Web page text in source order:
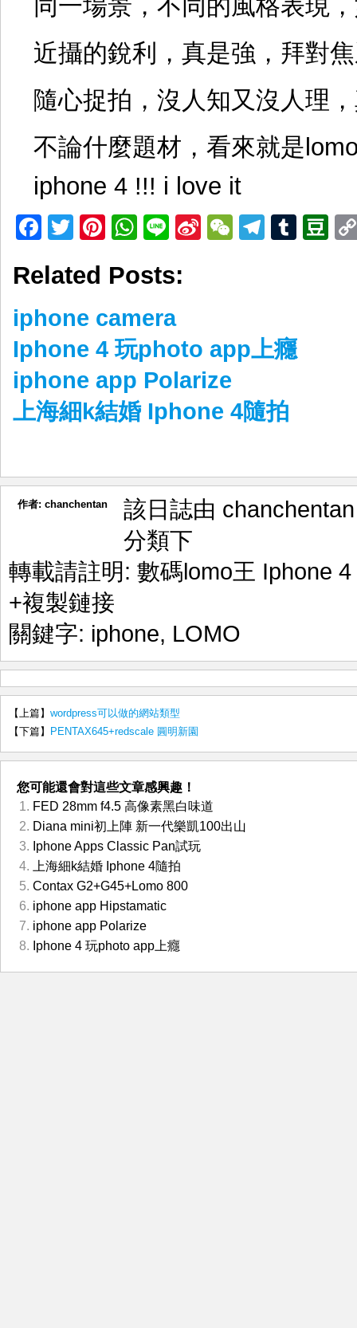
同一場景，不同的風格表現
近攝的銳利，真是強，拜對
隨心捉拍，沒人知又沒人理
不論什麼題材，看來就是
iphone 4 !!! i love it
Facebook
TwitterPinterest
WhatsApp
LineSinaWeChat
Related Posts:
iphone camera
Iphone 4 玩photo app上癮
iphone app Polarize
上海細k結婚 Iphone 4隨拍
作者: chanchentan
該日誌由
分類下
轉載請註明: 數碼lomo王 Iphone
+複製鏈接
關鍵字: iphone, LOMO
【上篇】 wordpress可以做的網站類型
【下篇】
PENTAX645+redscale 圓明新園
您可能還會對這些文章感興趣！
FED 28mm f4.5 高像素黑白味道
Diana mini初上陣 新一代樂凱100出山
Iphone Apps Classic Pan試玩
上海細k結婚 Iphone 4隨拍
Contax G2+G45+Lomo 800
iphone app Hipstamatic
iphone app Polarize
Iphone 4 玩photo app上癮